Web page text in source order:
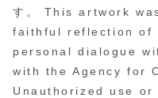
す。 This artwork
faithful reflection of
personal dialogue
with the Agency for
Unauthorized use